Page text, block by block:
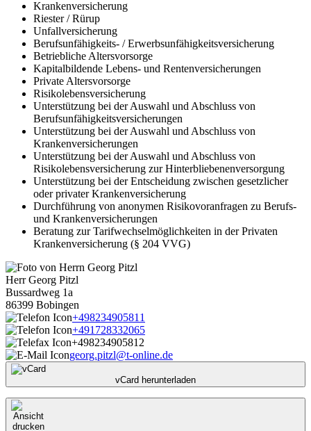
Krankenversicherung
Riester / Rürup
Unfallversicherung
Berufsunfähigkeits- / Erwerbsunfähigkeitsversicherung
Betriebliche Altersvorsorge
Kapitalbildende Lebens- und Rentenversicherungen
Private Altersvorsorge
Risikolebensversicherung
Unterstützung bei der Auswahl und Abschluss von
Berufsunfähigkeitsversicherungen
Unterstützung bei der Auswahl und Abschluss von
Krankenversicherungen
Unterstützung bei der Auswahl und Abschluss von
Risikolebensversicherung zur Hinterbliebenenversorgung
Unterstützung bei der Entscheidung zwischen gesetzlicher
oder privater Krankenversicherung
Durchführung von anonymen Risikovoranfragen zu Berufs-
und Krankenversicherungen
Beratung zur Tarifwechselmöglichkeiten in der Privaten
Krankenversicherung (§ 204 VVG)
Herr Georg Pitzl
Bussardweg 1a
86399 Bobingen
+498234905811
+491728332065
+498234905812
georg.pitzl@t-online.de
vCard herunterladen